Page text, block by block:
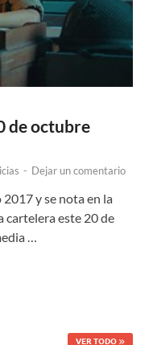
de octubre
- Dejar un comentario
2017 y se nota en la
cartelera este 20 de
…
VER TODO